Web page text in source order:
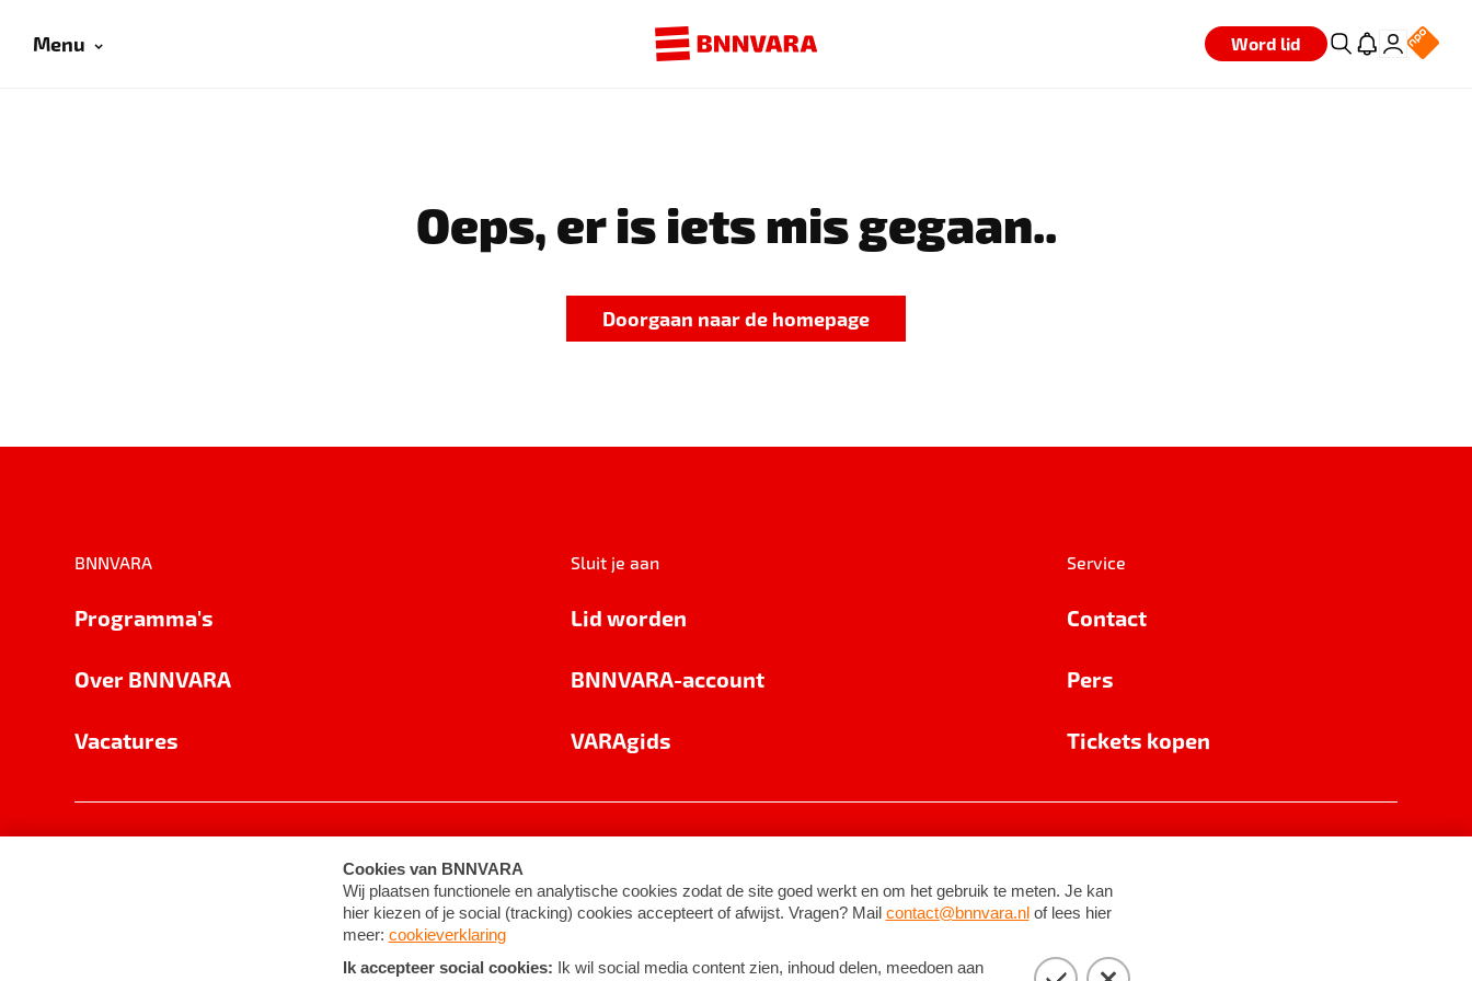
Menu Word lid
Oeps, er is iets mis gegaan..
Doorgaan naar de homepage
BNNVARA
Programma's
Over BNNVARA
Vacatures
Sluit je aan
Lid worden
BNNVARA-account
VARAgids
Service
Contact
Pers
Tickets kopen
Cookie-instellingen Algemene voorwaarden ©2026BNNVARA